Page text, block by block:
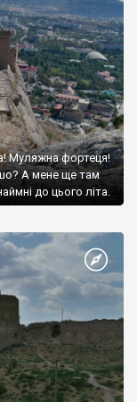
Муляжна фортеця!
А мене ще там
до цього літа.